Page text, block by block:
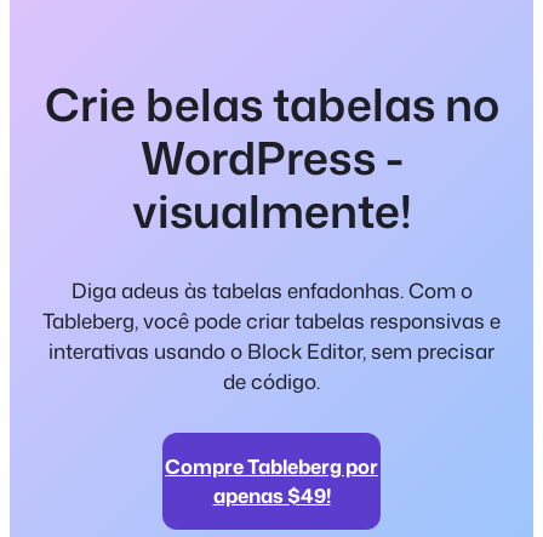
Crie belas tabelas no
WordPress -
visualmente!
Diga adeus às tabelas enfadonhas. Com o
Tableberg, você pode criar tabelas responsivas e
interativas usando o Block Editor, sem precisar
de código.
Compre Tableberg por
apenas $49!